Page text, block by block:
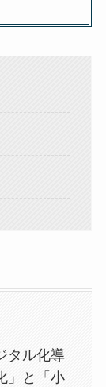
タル化導
」と「小